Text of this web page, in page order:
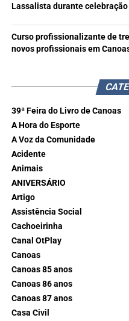
Lassalista durante celebração
Curso profissionalizante de
novos profissionais em
39ª Feira do Livro de Canoas
A Hora do Esporte
A Voz da Comunidade
Acidente
Animais
ANIVERSÁRIO
Artigo
Assistência Social
Cachoeirinha
Canal OtPlay
Canoas
Canoas 85 anos
Canoas 86 anos
Canoas 87 anos
Casa Civil